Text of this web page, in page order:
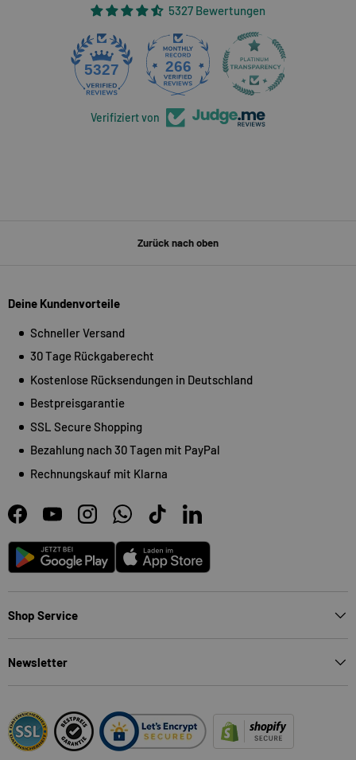
5327 Bewertungen
266
Verifiziert von
Zurück nach oben
Deine Kundenvorteile
Schneller Versand
30 Tage Rückgaberecht
Kostenlose Rücksendungen in Deutschland
Bestpreisgarantie
SSL Secure Shopping
Bezahlung nach 30 Tagen mit PayPal
Rechnungskauf mit Klarna
FacebookYouTubeInstagramWhatsAppTikTokLinkedIn
Android App Store
Shop Service
Newsletter